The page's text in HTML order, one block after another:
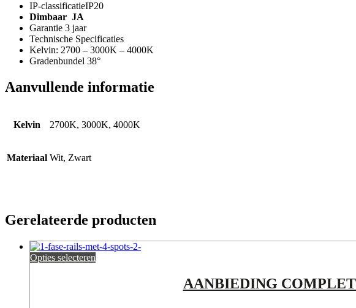
IP-classificatieIP20
Dimbaar JA
Garantie 3 jaar
Technische Specificaties
Kelvin: 2700 – 3000K – 4000K
Gradenbundel 38°
Aanvullende informatie
Kelvin 2700K, 3000K, 4000K
Materiaal Wit, Zwart
Gerelateerde producten
Opties selecteren
AANBIEDING